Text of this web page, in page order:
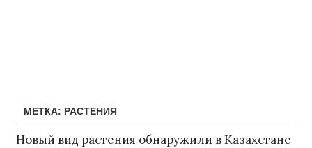
МЕТКА: РАСТЕНИЯ
Новый вид растения обнаружили в Казахстане